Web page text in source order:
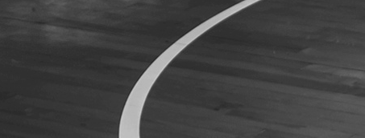
MINIBASQUETE
ÁREA TÉCNICA
PROJETOS